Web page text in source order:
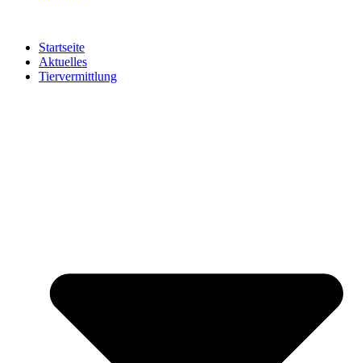
Startseite
Aktuelles
Tiervermittlung